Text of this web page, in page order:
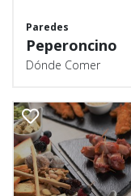
Paredes
Peperoncino
Dónde Comer